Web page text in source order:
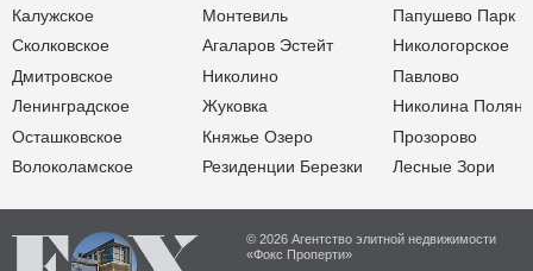
Калужское
Сколковское
Дмитровское
Ленинградское
Осташковское
Волоколамское
Монтевиль
Агаларов Эстейт
Николино
Жуковка
Княжье Озеро
Резиденции Березки
Папушево Парк
Никологорское
Павлово
Николина Поляна
Прозорово
Лесные Зори
© 2026 Агентство элитной недвижимости
«Фокс Проперти»